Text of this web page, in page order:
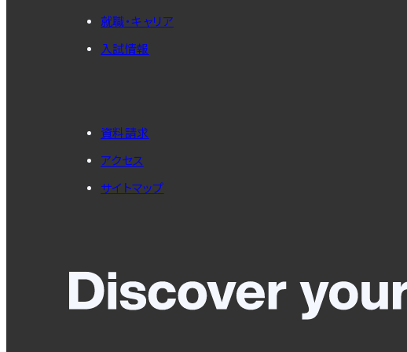
就職・キャリア
入試情報
資料請求
アクセス
サイトマップ